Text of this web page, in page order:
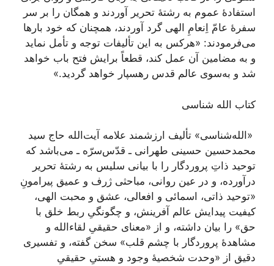
استفادۀ عموم به رشتۀ تحریر آوردند و همگان را بر سر
سفرۀ عامّ اِنعامِ الهی گرد آوردند، همچنان که خود بارها
می‌فرمودند: «هرکس به این تألیفات توجه و تأمل نماید
و به مضامین آن عمل کند، قطعاً برایش فتح باب خواهد
شد و به‌سوی عالم قدس رهسپار خواهد گردید.»
کتاب الله شناسی
«الله‌شناسی» تألیف ارزشمند علامه آیت‌الله حاج سید
محمد‌حسین حسینی طهرانی ـ قدّس‌سرّه ـ می‌باشد که
توحید ذاتِ پروردگار را با بیانی سلیس به رشتۀ تحریر
درآورده، و در عین روانی، مباحثی ژرف و عمیق پیرامونِ
«توحید ذاتی، اسمائی و افعالی، عشق و محبت الهی،
کیفیت پیدایش عالم آفرینش، و چگونگیِ ربط خلق با
حق» را بیان داشته، و از «معنای حقیقیِ لقاء‌الله و
مشاهدۀ پروردگار با چشم قلب» سخن گفته، و تفسیری
دقیق از «وحدت شخصیۀ وجود و هستیِ حقیقیِ